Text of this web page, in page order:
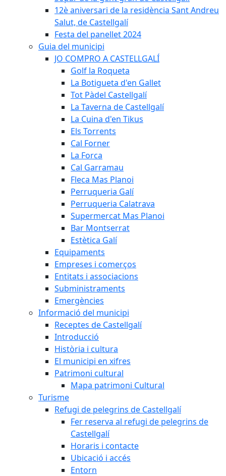
12è aniversari de la residència Sant Andreu
Salut, de Castellgalí
Festa del panellet 2024
Guia del municipi
JO COMPRO A CASTELLGALÍ
Golf la Roqueta
La Botigueta d'en Gallet
Tot Pàdel Castellgalí
La Taverna de Castellgalí
La Cuina d'en Tikus
Els Torrents
Cal Forner
La Forca
Cal Garramau
Fleca Mas Planoi
Perruqueria Galí
Perruqueria Calatrava
Supermercat Mas Planoi
Bar Montserrat
Estètica Galí
Equipaments
Empreses i comerços
Entitats i associacions
Subministraments
Emergències
Informació del municipi
Receptes de Castellgalí
Introducció
Història i cultura
El municipi en xifres
Patrimoni cultural
Mapa patrimoni Cultural
Turisme
Refugi de pelegrins de Castellgalí
Fer reserva al refugi de pelegrins de
Castellgalí
Horaris i contacte
Ubicació i accés
Entorn